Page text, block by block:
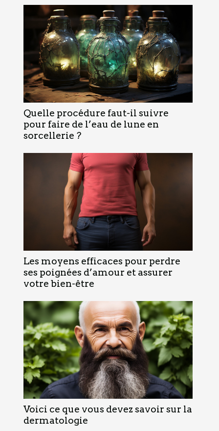
Quelle procédure faut-il suivre
pour faire de l’eau de lune en
sorcellerie ?
Les moyens efficaces pour perdre
ses poignées d’amour et assurer
votre bien-être
Voici ce que vous devez savoir sur la
dermatologie